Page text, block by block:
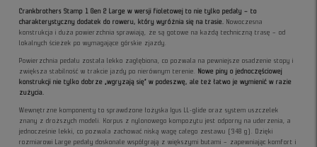
Crankbrothers Stamp 1 Gen 2 Large w wersji fioletowej to nie tylko pedały – to
charakterystyczny dodatek do roweru, który wyróżnia się na trasie.
Nowoczesna
konstrukcja i duża powierzchnia sprawiają, że są gotowe na każdą techniczną trasę – od
lokalnych ścieżek po wymagające górskie zjazdy.
Powierzchnia pedału została lekko zagłębiona, co pozwala na pewniejsze osadzenie stopy i
zwiększa stabilność w trakcie jazdy po nierównym terenie. Nowe piny o jednoczęściowej
konstrukcji nie tylko dobrze „wgryzają się” w podeszwę, ale też łatwo je wymienić w razie
zużycia.
Wewnętrzne komponenty to sprawdzone łożyska Igus LL-glide oraz system uszczelek
znany z droższych modeli. Korpus z nylonowego kompozytu jest odporny na uderzenia, a
jednocześnie lekki, co pozwala zachować niską wagę całego zestawu (348 g). Dzięki
rozmiarowi Large pedały doskonale współgrają z większymi butami – zapewniając komfort i